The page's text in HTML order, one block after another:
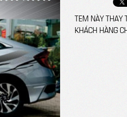
TEM NÀY THAY
KHÁCH HÀNG